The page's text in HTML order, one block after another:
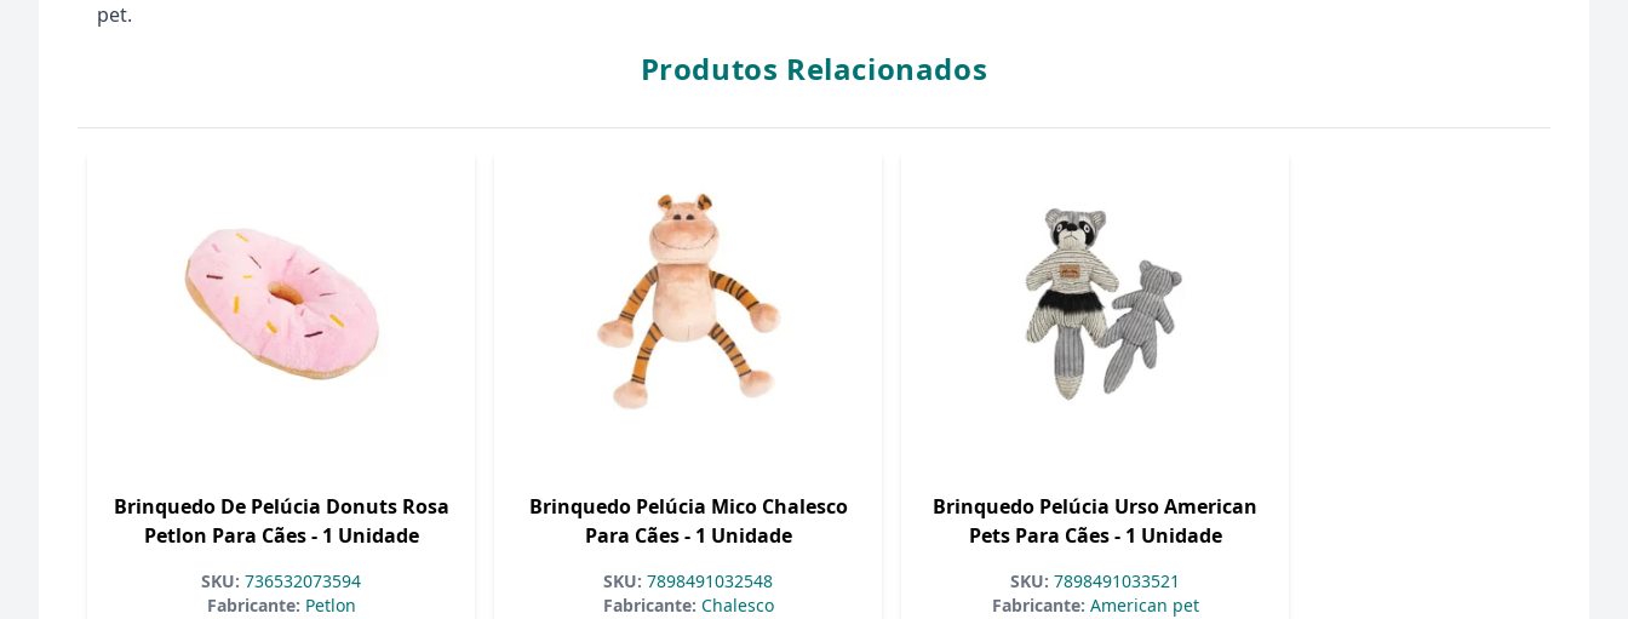
pet.
Produtos Relacionados
Brinquedo De Pelúcia Donuts Rosa
Petlon Para Cães - 1 Unidade
SKU: 736532073594
Fabricante: Petlon
Brinquedo Pelúcia Mico Chalesco
Para Cães - 1 Unidade
SKU: 7898491032548
Fabricante: Chalesco
Brinquedo Pelúcia Urso American
Pets Para Cães - 1 Unidade
SKU: 7898491033521
Fabricante: American pet